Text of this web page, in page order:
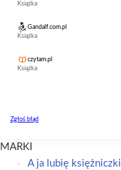
MARKI
A ja lubię księżniczki